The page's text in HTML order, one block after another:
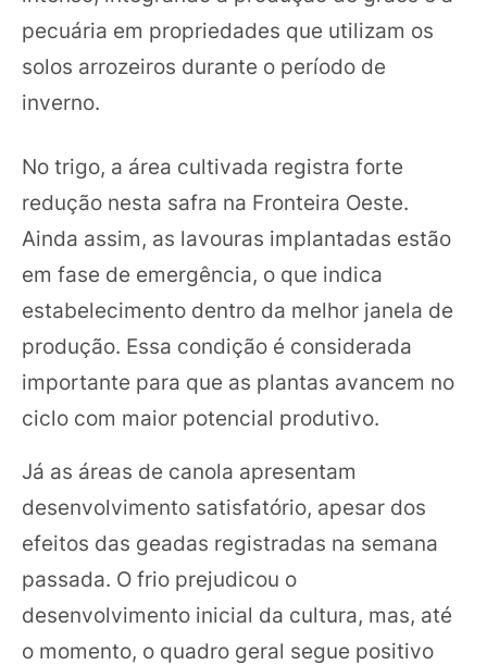
pecuária em propriedades que utilizam os
solos arrozeiros durante o período de
inverno.
No trigo, a área cultivada registra forte
redução nesta safra na Fronteira Oeste.
Ainda assim, as lavouras implantadas estão
em fase de emergência, o que indica
estabelecimento dentro da melhor janela de
produção. Essa condição é considerada
importante para que as plantas avancem no
ciclo com maior potencial produtivo.
Já as áreas de canola apresentam
desenvolvimento satisfatório, apesar dos
efeitos das geadas registradas na semana
passada. O frio prejudicou o
desenvolvimento inicial da cultura, mas, até
o momento, o quadro geral segue positivo